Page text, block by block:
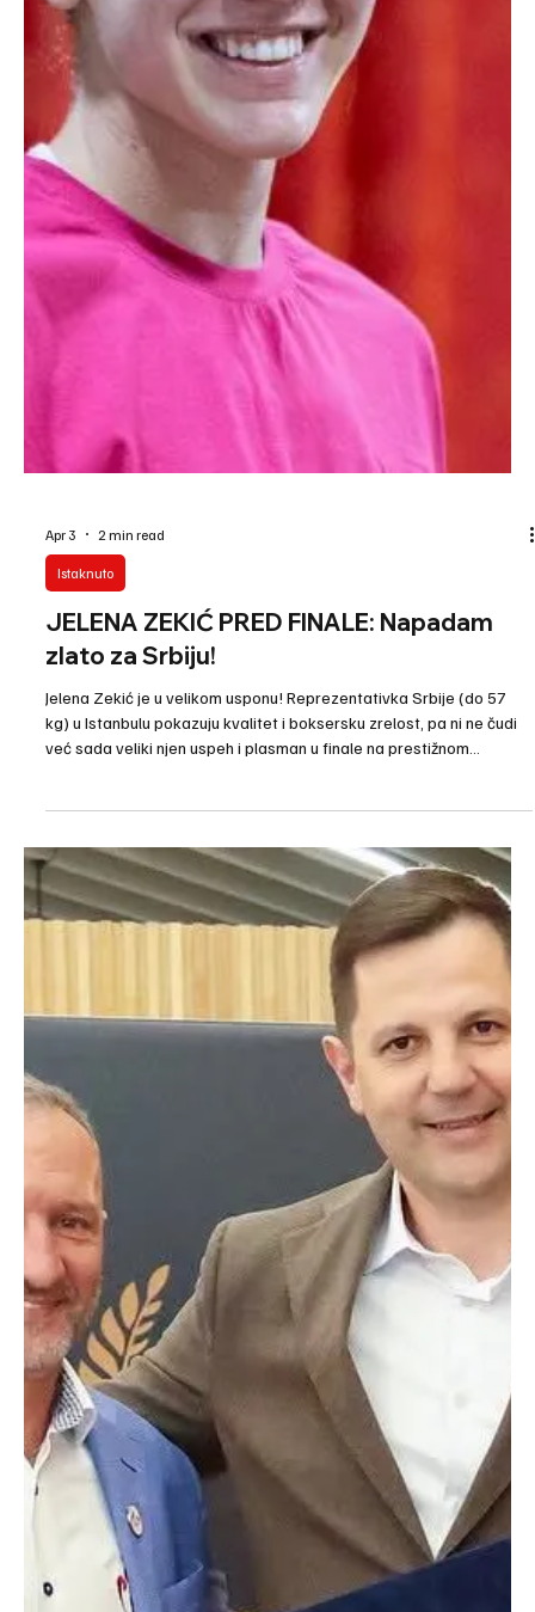
Istaknuto
NIKOLINA GAJIĆ O bronzi u Istanbulu i
Jeleninoj šansi za zlato!
Bliži se sam kraj 34. “Ahmet Komert” turnira iz zlatne kategorije u
takmičarskom kalendaru Evropskog boksa. Od 11 predstavnika
Srbije (sedam u ženskoj i četvorica u muškoj konkurenciji) iz
Istanbula donosimo dve medalje. Jelena Zekić (do 57 kg) se u
nedelju bori za zlato protiv Irkinje Niam Fej, dok je bronzu osvojila
Nikolina Gajić (do 70 kg). Reprezentativka Srbije iz redova
lozničkih Vukova sa Drine je u četvrtfinalu pobedila Rahonu
Kurbonbojevu iz Uzbekistana, ali ju je u